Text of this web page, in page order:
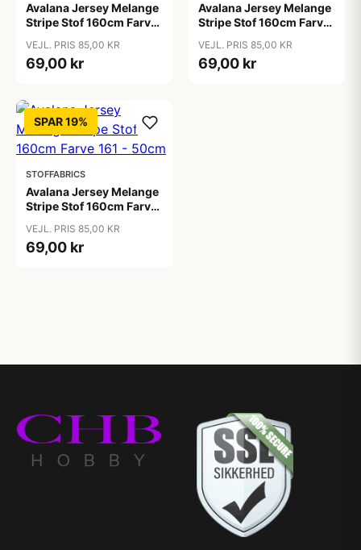
Avalana Jersey Melange
Stripe Stof 160cm Farve
VEJL. PRIS 85,00 KR
69,00 kr
Avalana Jersey Melange
Stripe Stof 160cm Farve
VEJL. PRIS 85,00 KR
69,00 kr
SPAR 19%
STOFFABRICS
Avalana Jersey Melange
Stripe Stof 160cm Farve
VEJL. PRIS 85,00 KR
69,00 kr